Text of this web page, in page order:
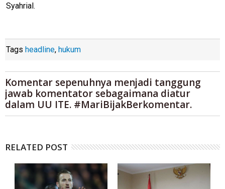
Syahrial.
Tags headline, hukum
Komentar sepenuhnya menjadi tanggung
jawab komentator sebagaimana diatur
dalam UU ITE. #MariBijakBerkomentar.
RELATED POST